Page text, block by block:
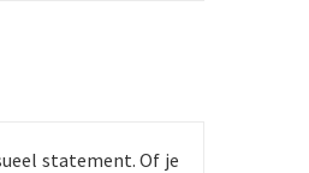
statement. Of je